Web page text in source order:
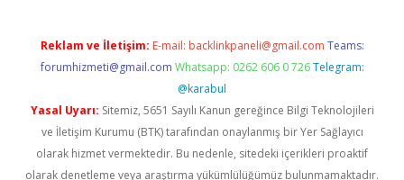
Reklam ve İletişim: E-mail: backlinkpaneli@gmail.com Teams:
forumhizmeti@gmail.com Whatsapp: 0262 606 0 726 Telegram:
@karabul
Yasal Uyarı: Sitemiz, 5651 Sayılı Kanun gereğince Bilgi Teknolojileri
ve İletişim Kurumu (BTK) tarafından onaylanmış bir Yer Sağlayıcı
olarak hizmet vermektedir. Bu nedenle, sitedeki içerikleri proaktif
olarak denetleme veya araştırma yükümlülüğümüz bulunmamaktadır.